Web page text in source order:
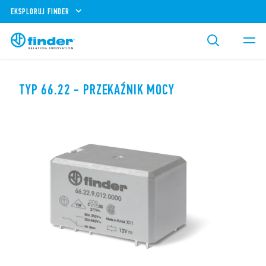
EKSPLORUJ FINDER
TYP 66.22 - PRZEKAŹNIK MOCY